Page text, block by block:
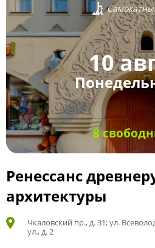
10
8
Ренессанс
архитектуры
Чкаловский пр., д. 31; ул.
ул., д. 2